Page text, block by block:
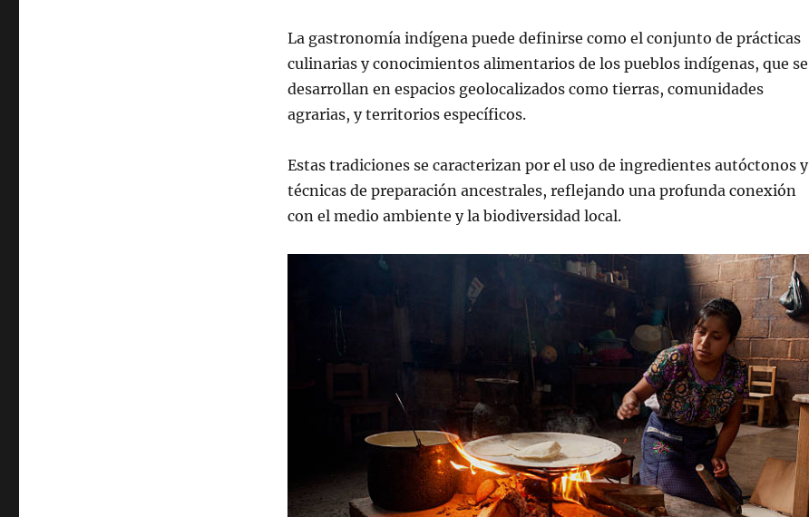
La gastronomía indígena puede definirse como el conjunto de prácticas
culinarias y conocimientos alimentarios de los pueblos indígenas, que se
desarrollan en espacios geolocalizados como tierras, comunidades
agrarias, y territorios específicos.
Estas tradiciones se caracterizan por el uso de ingredientes autóctonos y
técnicas de preparación ancestrales, reflejando una profunda conexión
con el medio ambiente y la biodiversidad local.